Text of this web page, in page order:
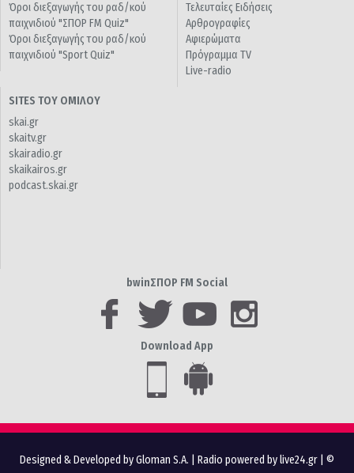
Όροι διεξαγωγής του ραδ/κού
παιχνιδιού "ΣΠΟΡ FM Quiz"
Όροι διεξαγωγής του ραδ/κού
παιχνιδιού "Sport Quiz"
Τελευταίες Ειδήσεις
Αρθρογραφίες
Αφιερώματα
Πρόγραμμα TV
Live-radio
SITES ΤΟΥ ΟΜΙΛΟΥ
skai.gr
skaitv.gr
skairadio.gr
skaikairos.gr
podcast.skai.gr
bwinΣΠΟΡ FM Social
Download App
Designed & Developed by Gloman S.A. Radio powered by live24.gr | ©